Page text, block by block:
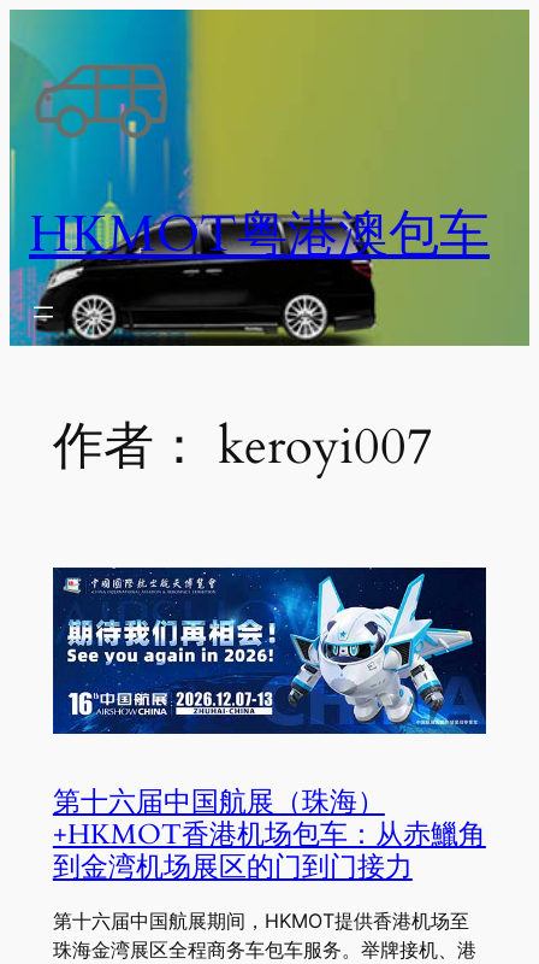
至
HKMOT粤港澳包车
作者： keroyi007
第十六届中国航展（珠海）
+HKMOT香港机场包车：从赤鱲角
到金湾机场展区的门到门接力
第十六届中国航展期间，HKMOT提供香港机场至
珠海金湾展区全程商务车包车服务。举牌接机、港